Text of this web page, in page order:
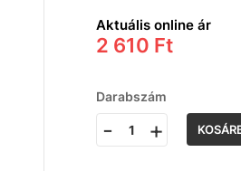
Aktuális online ár
2 610 Ft
Darabszám
- +